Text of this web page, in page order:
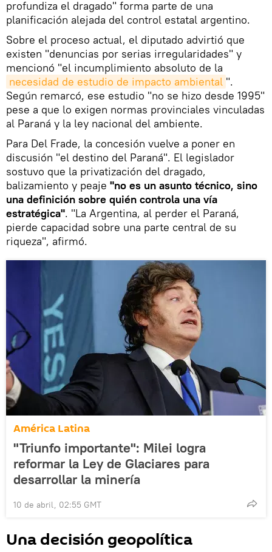
profundiza el dragado" forma parte de una
planificación alejada del control estatal argentino.
Sobre el proceso actual, el diputado advirtió que
existen "denuncias por serias irregularidades" y
mencionó "el incumplimiento absoluto de la
necesidad de estudio de impacto ambiental ".
Según remarcó, ese estudio "no se hizo desde 1995"
pese a que lo exigen normas provinciales vinculadas
al Paraná y la ley nacional del ambiente.
Para Del Frade, la concesión vuelve a poner en
discusión "el destino del Paraná". El legislador
sostuvo que la privatización del dragado,
balizamiento y peaje "no es un asunto técnico, sino
una definición sobre quién controla una vía
estratégica". "La Argentina, al perder el Paraná,
pierde capacidad sobre una parte central de su
riqueza", afirmó.
América Latina
"Triunfo importante": Milei logra
reformar la Ley de Glaciares para
desarrollar la minería
10 de abril, 02:55 GMT
Una decisión geopolítica